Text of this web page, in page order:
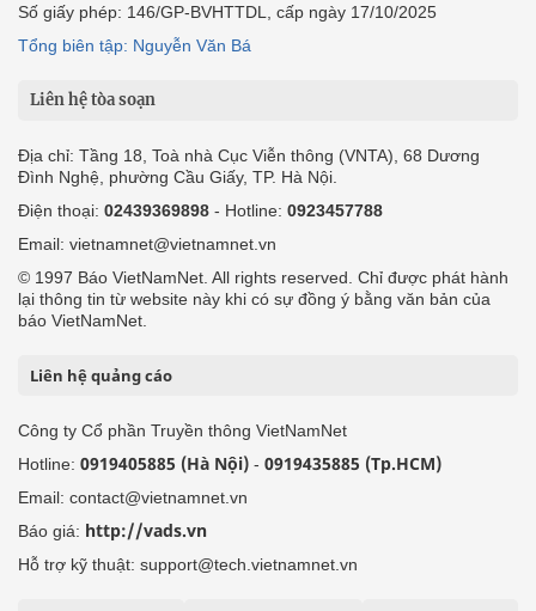
Số giấy phép: 146/GP-BVHTTDL, cấp ngày 17/10/2025
Tổng biên tập: Nguyễn Văn Bá
Liên hệ tòa soạn
Địa chỉ: Tầng 18, Toà nhà Cục Viễn thông (VNTA), 68 Dương
Đình Nghệ, phường Cầu Giấy, TP. Hà Nội.
Điện thoại: 02439369898 - Hotline: 0923457788
Email: vietnamnet@vietnamnet.vn
© 1997 Báo VietNamNet. All rights reserved. Chỉ được phát hành
lại thông tin từ website này khi có sự đồng ý bằng văn bản của
báo VietNamNet.
Liên hệ quảng cáo
Công ty Cổ phần Truyền thông VietNamNet
Hotline: 0919405885 (Hà Nội) - 0919435885 (Tp.HCM)
Email: contact@vietnamnet.vn
Báo giá: http://vads.vn
Hỗ trợ kỹ thuật: support@tech.vietnamnet.vn